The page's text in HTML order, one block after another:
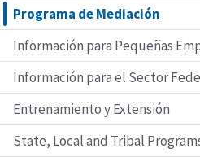
Programa de Mediación
Información para Pequeñas
Información para el Sector
Entrenamiento y Extensión
State, Local and Tribal